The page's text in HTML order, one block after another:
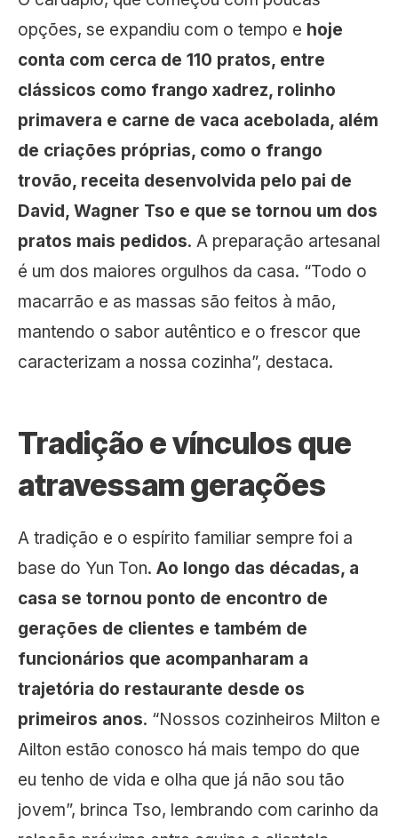
opções, se expandiu com o tempo e hoje
conta com cerca de 110 pratos, entre
clássicos como frango xadrez, rolinho
primavera e carne de vaca acebolada, além
de criações próprias, como o frango
trovão, receita desenvolvida pelo pai de
David, Wagner Tso e que se tornou um dos
pratos mais pedidos. A preparação artesanal
é um dos maiores orgulhos da casa. “Todo o
macarrão e as massas são feitos à mão,
mantendo o sabor autêntico e o frescor que
caracterizam a nossa cozinha”, destaca.
Tradição e vínculos que
atravessam gerações
A tradição e o espírito familiar sempre foi a
base do Yun Ton. Ao longo das décadas, a
casa se tornou ponto de encontro de
gerações de clientes e também de
funcionários que acompanharam a
trajetória do restaurante desde os
primeiros anos. “Nossos cozinheiros Milton e
Ailton estão conosco há mais tempo do que
eu tenho de vida e olha que já não sou tão
jovem”, brinca Tso, lembrando com carinho da